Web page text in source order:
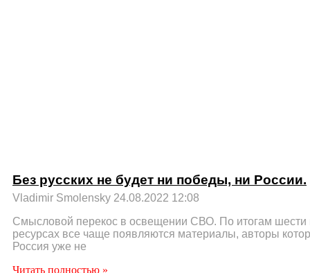
Без русских не будет ни победы, ни России.
Vladimir Smolensky 24.08.2022 12:08
Смысловой перекос в освещении СВО. По итогам
ресурсах все чаще появляются материалы, авторы
Россия уже не
Читать полностью »